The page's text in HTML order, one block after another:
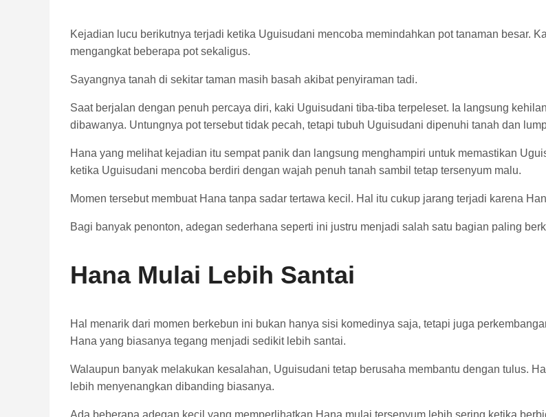
Kejadian lucu berikutnya terjadi ketika Uguisudani mencoba memindahkan pot tanaman besar.
mengangkat beberapa pot sekaligus.
Sayangnya tanah di sekitar taman masih basah akibat penyiraman tadi.
Saat berjalan dengan penuh percaya diri, kaki Uguisudani tiba-tiba terpeleset. Ia langsung
dibawanya. Untungnya pot tersebut tidak pecah, tetapi tubuh Uguisudani dipenuhi tanah dan
Hana yang melihat kejadian itu sempat panik dan langsung menghampiri untuk memastikan
ketika Uguisudani mencoba berdiri dengan wajah penuh tanah sambil tetap tersenyum malu.
Momen tersebut membuat Hana tanpa sadar tertawa kecil. Hal itu cukup jarang terjadi karena
Bagi banyak penonton, adegan sederhana seperti ini justru menjadi salah satu bagian paling
Hana Mulai Lebih Santai
Hal menarik dari momen berkebun ini bukan hanya sisi komedinya saja, tetapi juga
Hana yang biasanya tegang menjadi sedikit lebih santai.
Walaupun banyak melakukan kesalahan, Uguisudani tetap berusaha membantu dengan tulus.
lebih menyenangkan dibanding biasanya.